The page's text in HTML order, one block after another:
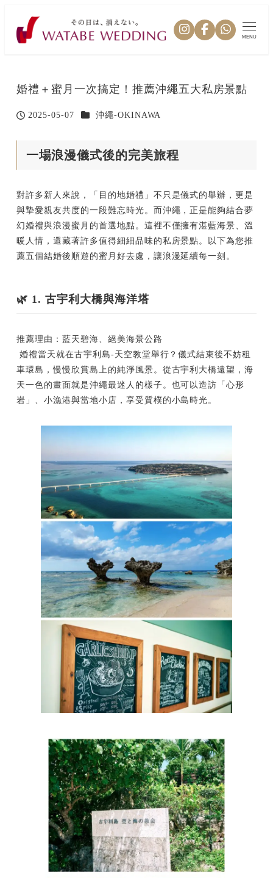
MENU
婚禮＋蜜月一次搞定！推薦沖繩五大私房景點
投稿日
2025-05-07 カテゴリー
沖繩-OKINAWA
一場浪漫儀式後的完美旅程
對許多新人來說，「目的地婚禮」不只是儀式的舉辦，更是
與摯愛親友共度的一段難忘時光。而沖繩，正是能夠結合夢
幻婚禮與浪漫蜜月的首選地點。這裡不僅擁有湛藍海景、溫
暖人情，還藏著許多值得細細品味的私房景點。以下為您推
薦五個結婚後順遊的蜜月好去處，讓浪漫延續每一刻。
🌿 1. 古宇利大橋與海洋塔
推薦理由：藍天碧海、絕美海景公路
婚禮當天就在古宇利島-天空教堂舉行？儀式結束後不妨租
車環島，慢慢欣賞島上的純淨風景。從古宇利大橋遠望，海
天一色的畫面就是沖繩最迷人的樣子。也可以造訪「心形
岩」、小漁港與當地小店，享受質樸的小島時光。